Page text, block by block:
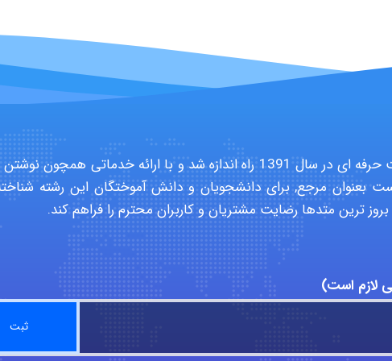
سایت تخصصی دانشجویان بهداشت حرفه ای در سال 1391 راه اندازه شد و با ارائه خدماتی
بعنوان مرجع, برای دانشجویان و دانش آموختگان این رشته
ترین متدها رضایت مشتریان و کاربران محترم را فراهم کند.
لازم است)